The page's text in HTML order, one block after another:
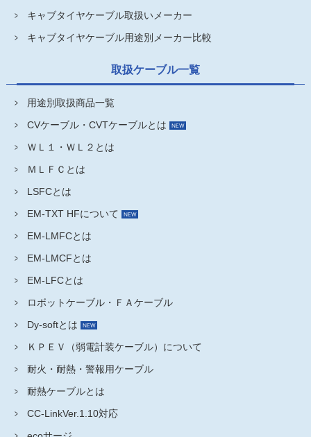
キャブタイヤケーブル取扱いメーカー
キャブタイヤケーブル用途別メーカー比較
取扱ケーブル一覧
用途別取扱商品一覧
CVケーブル・CVTケーブルとは
ＷＬ１・ＷＬ２とは
ＭＬＦＣとは
LSFCとは
EM-TXT HFについて
EM-LMFCとは
EM-LMCFとは
EM-LFCとは
ロボットケーブル・ＦＡケーブル
Dy-softとは
ＫＰＥＶ（弱電計装ケーブル）について
耐火・耐熱・警報用ケーブル
耐熱ケーブルとは
CC-LinkVer.1.10対応